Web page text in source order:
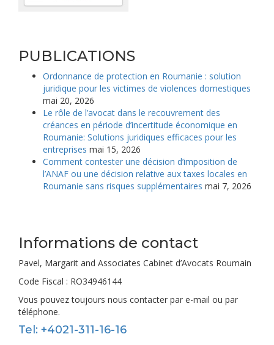
PUBLICATIONS
Ordonnance de protection en Roumanie : solution
juridique pour les victimes de violences domestiques
mai 20, 2026
Le rôle de l’avocat dans le recouvrement des
créances en période d’incertitude économique en
Roumanie: Solutions juridiques efficaces pour les
entreprises mai 15, 2026
Comment contester une décision d’imposition de
l’ANAF ou une décision relative aux taxes locales en
Roumanie sans risques supplémentaires mai 7, 2026
Informations de contact
Pavel, Margarit and Associates Cabinet d’Avocats Roumain
Code Fiscal : RO34946144
Vous pouvez toujours nous contacter par e-mail ou par
téléphone.
Tel: +4021-311-16-16